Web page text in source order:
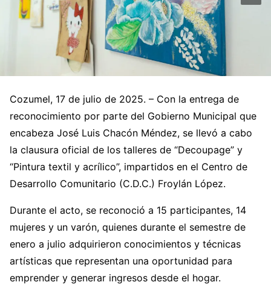
Cozumel, 17 de julio de 2025. – Con la entrega de
reconocimiento por parte del Gobierno Municipal que
encabeza José Luis Chacón Méndez, se llevó a cabo
la clausura oficial de los talleres de “Decoupage” y
“Pintura textil y acrílico”, impartidos en el Centro de
Desarrollo Comunitario (C.D.C.) Froylán López.
Durante el acto, se reconoció a 15 participantes, 14
mujeres y un varón, quienes durante el semestre de
enero a julio adquirieron conocimientos y técnicas
artísticas que representan una oportunidad para
emprender y generar ingresos desde el hogar.